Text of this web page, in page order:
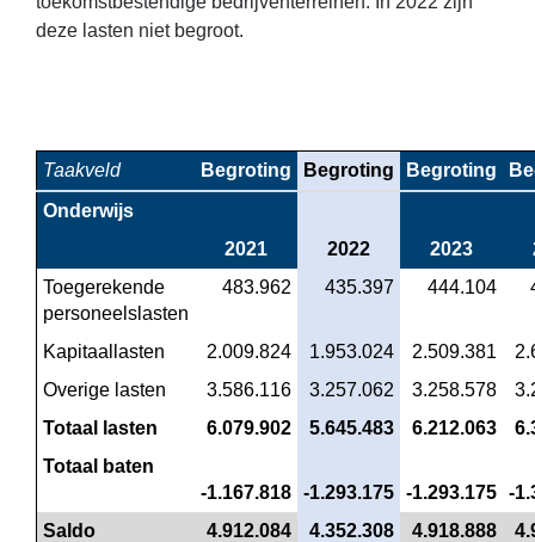
deze lasten niet begroot.
Taakveld Begroting Begroting Begroting
Onderwijs
2021
2022 2023
Toegerekende
personeelslasten
483.962 435.397 444.104
Kapitaallasten 2.009.824 1.953.024 2.509.381
Overige lasten
3.586.116 3.257.062 3.258.578
Totaal lasten
6.079.902 5.645.483 6.212.063
Totaal baten
-1.167.818 -1.293.175 -1.293.175 -
Saldo
4.912.084 4.352.308 4.918.888